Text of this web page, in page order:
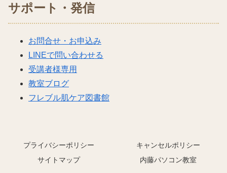
サポート・発信
お問合せ・お申込み
LINEで問い合わせる
受講者様専用
教室ブログ
フレブル肌ケア図書館
プライバシーポリシー
キャンセルポリシー
サイトマップ
内藤パソコン教室